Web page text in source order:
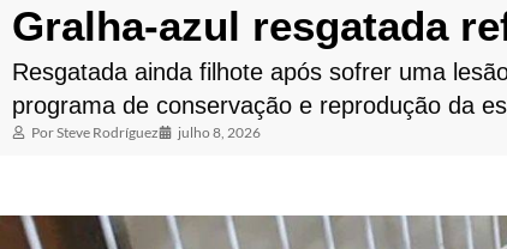
Gralha-azul resgatada
Resgatada ainda filhote após sofrer uma
programa de conservação e reprodução da
PorSteve Rodríguez julho 8, 2026